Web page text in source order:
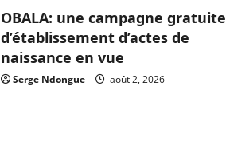
OBALA: une campagne gratuite
d’établissement d’actes de
naissance en vue
Serge Ndongue août 2, 2026